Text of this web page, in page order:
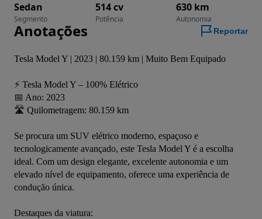
Sedan
Segmento
514 cv
Potência
630 km
Autonomia
Anotações Reportar
Tesla Model Y | 2023 | 80.159 km | Muito Bem Equipado
⚡ Tesla Model Y – 100% Elétrico
📅 Ano: 2023
🛣️ Quilometragem: 80.159 km
Se procura um SUV elétrico moderno, espaçoso e
tecnologicamente avançado, este Tesla Model Y é a escolha
ideal. Com um design elegante, excelente autonomia e um
elevado nível de equipamento, oferece uma experiência de
condução única.
Destaques da viatura: